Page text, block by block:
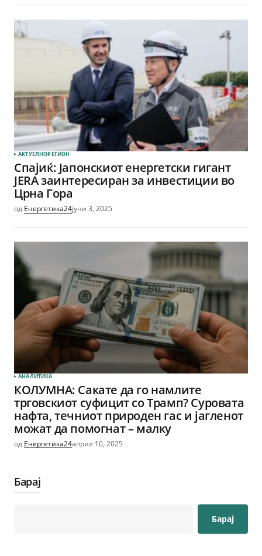
АКТУЕЛНОРЕГИОН
Спајиќ: Јапонскиот енергетски гигант
JERA заинтересиран за инвестиции во
Црна Гора
од Енергетика24јуни 3, 2025
АНАЛИТИКА
КОЛУМНА: Сакате да го намлите
трговскиот суфицит со Трамп? Суровата
нафта, течниот природен гас и јагленот
можат да помогнат – малку
од Енергетика24април 10, 2025
Барај
Барај